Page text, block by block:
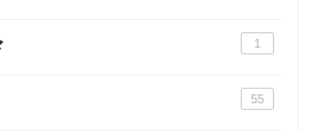
1
55